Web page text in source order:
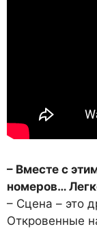
– Вместе с
номеров…
– Сцена – это
Откровенные